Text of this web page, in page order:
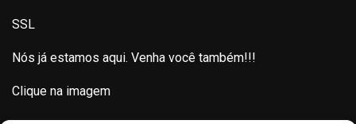
SSL
Nós já estamos aqui. Venha você também!!!
Clique na imagem